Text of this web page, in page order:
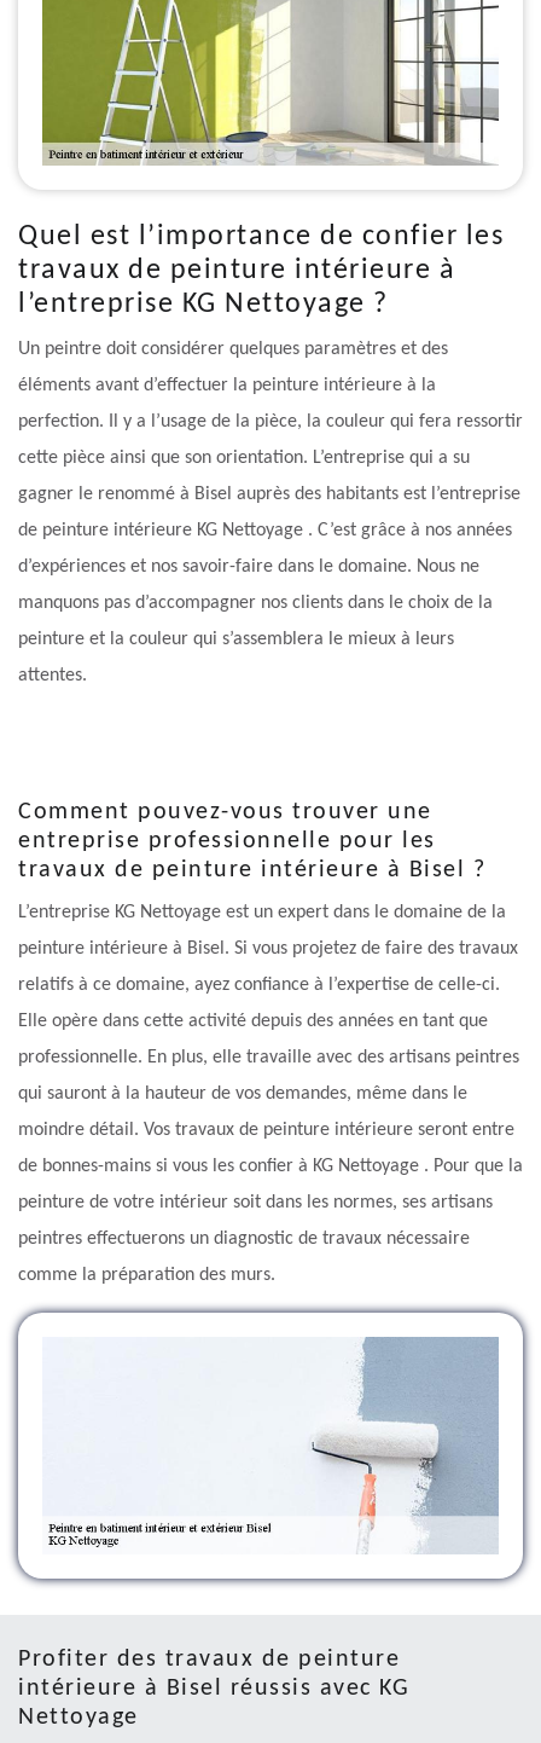
Quel est l’importance de confier les
travaux de peinture intérieure à
l’entreprise KG Nettoyage ?
Un peintre doit considérer quelques paramètres et des
éléments avant d’effectuer la peinture intérieure à la
perfection. Il y a l’usage de la pièce, la couleur qui fera ressortir
cette pièce ainsi que son orientation. L’entreprise qui a su
gagner le renommé à Bisel auprès des habitants est l’entreprise
de peinture intérieure KG Nettoyage . C’est grâce à nos années
d’expériences et nos savoir-faire dans le domaine. Nous ne
manquons pas d’accompagner nos clients dans le choix de la
peinture et la couleur qui s’assemblera le mieux à leurs
attentes.
Comment pouvez-vous trouver une
entreprise professionnelle pour les
travaux de peinture intérieure à Bisel ?
L’entreprise KG Nettoyage est un expert dans le domaine de la
peinture intérieure à Bisel. Si vous projetez de faire des travaux
relatifs à ce domaine, ayez confiance à l’expertise de celle-ci.
Elle opère dans cette activité depuis des années en tant que
professionnelle. En plus, elle travaille avec des artisans peintres
qui sauront à la hauteur de vos demandes, même dans le
moindre détail. Vos travaux de peinture intérieure seront entre
de bonnes-mains si vous les confier à KG Nettoyage . Pour que la
peinture de votre intérieur soit dans les normes, ses artisans
peintres effectuerons un diagnostic de travaux nécessaire
comme la préparation des murs.
Profiter des travaux de peinture
intérieure à Bisel réussis avec KG
Nettoyage